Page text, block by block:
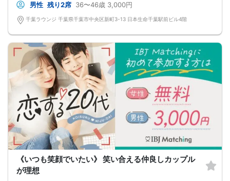
男性 残り2席 36〜46歳 3,000円
千葉ラウンジ 千葉県千葉市中央区新町3-13 日本生命千葉駅前ビル4階
《いつも笑顔でいたい》 笑い合える仲良しカップル
が理想